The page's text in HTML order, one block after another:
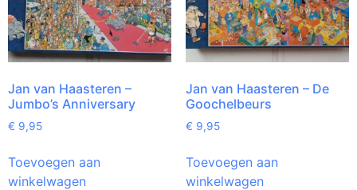
Jan van Haasteren –
Jumbo’s Anniversary
€ 9,95
Toevoegen aan
winkelwagen
Jan van Haasteren – De
Goochelbeurs
€ 9,95
Toevoegen aan
winkelwagen